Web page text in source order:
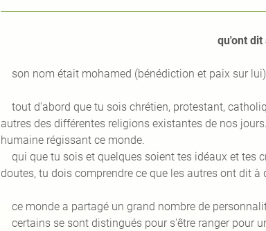
qu'ont dit
son nom était mohamed (bénédiction et paix sur lui)
tout d'abord que tu sois chrétien, protestant,
autres des différentes religions existantes de nos
humaine régissant ce monde.
qui que tu sois et quelques soient tes idéaux et tes
doutes, tu dois comprendre ce que les autres ont dit à
ce monde a partagé un grand nombre de
certains se sont distingués pour s'être ranger pour